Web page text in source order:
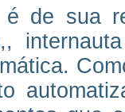
é de sua